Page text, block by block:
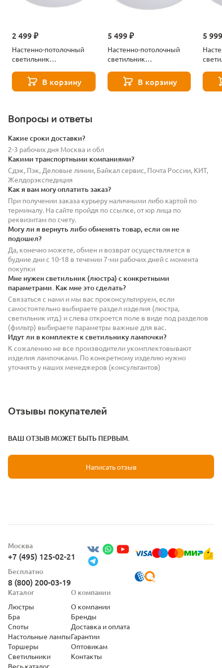
2 499 ₽
Настенно-потолочный
светильник
Arco Eco 225740В корзину
5 499 ₽
Настенно-потолочный
светильник
Arco Eco 225750В корзину
5
Arco
Вопросы и ответы
Какие сроки доставки?
2-3 рабочих дня Москва и обл
Какими транспортными компаниями?
Сдэк, Пэк, Деловые линии, Байкал сервис, Почта России, КИТ,
Желдорэкспедиция
Как я вам могу оплатить заказ?
При получении заказа курьеру наличными либо картой по
терминалу. На сайте пройдя по ссылке, от юр лица по
реквизитам по счету.
Могу ли я вернуть либо обменять товар, если он не
подошел?
Да, конечно можете, обмен и возврат осуществляется в
будние дни с 10-18 в течении 7-ми рабочих дней с момента
покупки
Мне нужен светильник (люстра) с конкретными
параметрами. Как мне это сделать?
Связаться с нами и мы вас проконсультируем, если
самостоятельно выбираете раздел изделия (люстра,
светильник итд.) и слева откроется поле в виде под разделов
(фильтр) выбираете параметры важные для вас.
Идут ли в комплекте к светильнику лампочки?
К сожалению не все производители укомплектовывают
изделия лампочками. По конкретному изделию нужно
уточнять у наших менеджеров (консультантов)
Отзывы покупателей
ВАШ ОТЗЫВ МОЖЕТ БЫТЬ ПЕРВЫМ.
Написать отзыв
Москва
+7 (495) 125-02-21
Бесплатно
8 (800) 200-03-19
Каталог
Люстры
Бра
Споты
Настольные лампы
Торшеры
Светильники
Весь каталог
О компании
О компании
Бренды
Доставка и оплата
Гарантии
Оптовикам
Контакты